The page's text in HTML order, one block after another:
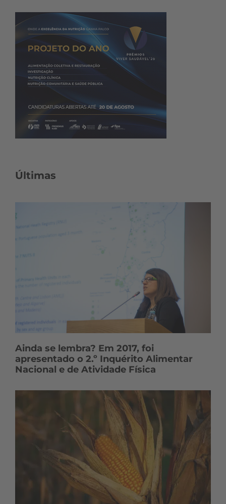
Últimas
Ainda se lembra? Em 2017, foi
apresentado o 2.º Inquérito Alimentar
Nacional e de Atividade Física